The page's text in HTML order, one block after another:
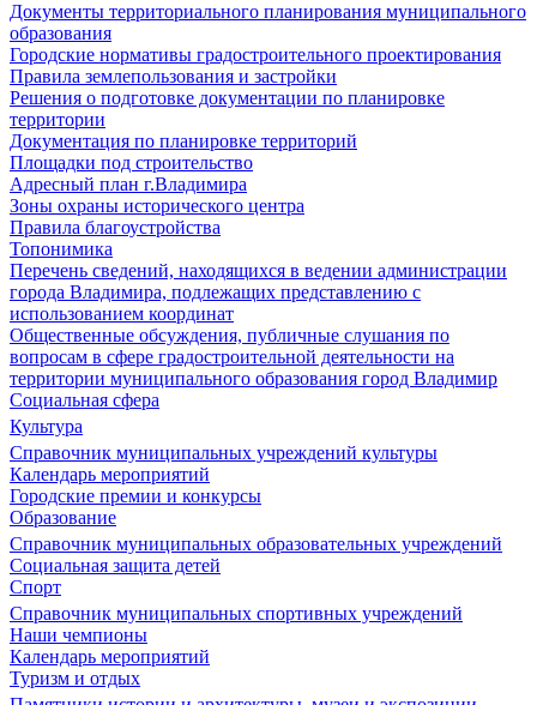
Документы территориального планирования муниципального
образования
Городские нормативы градостроительного проектирования
Правила землепользования и застройки
Решения о подготовке документации по планировке
территории
Документация по планировке территорий
Площадки под строительство
Адресный план г.Владимира
Зоны охраны исторического центра
Правила благоустройства
Топонимика
Перечень сведений, находящихся в ведении администрации
города Владимира, подлежащих представлению с
использованием координат
Общественные обсуждения, публичные слушания по
вопросам в сфере градостроительной деятельности на
территории муниципального образования город Владимир
Социальная сфера
Культура
Справочник муниципальных учреждений культуры
Календарь мероприятий
Городские премии и конкурсы
Образование
Справочник муниципальных образовательных учреждений
Социальная защита детей
Спорт
Справочник муниципальных спортивных учреждений
Наши чемпионы
Календарь мероприятий
Туризм и отдых